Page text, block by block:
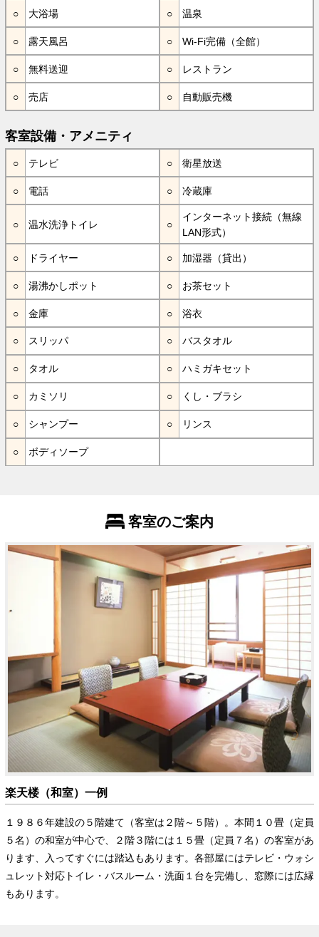
大浴場 温泉
露天風呂 Wi-Fi完備（全館）
無料送迎 レストラン
売店 自動販売機
客室設備・アメニティ
テレビ 衛星放送
電話 冷蔵庫
温水洗浄トイレ
インターネット接続（無線
LAN形式）
ドライヤー 加湿器（貸出）
湯沸かしポット お茶セット
金庫 浴衣
スリッパ バスタオル
タオル ハミガキセット
カミソリ くし・ブラシ
シャンプー リンス
ボディソープ
客室のご案内
楽天楼（和室）一例
１９８６年建設の５階建て（客室は２階～５階）。本間１０畳（定員
５名）の和室が中心で、２階３階には１５畳（定員７名）の客室があ
ります、入ってすぐには踏込もあります。各部屋にはテレビ・ウォシ
ュレット対応トイレ・バスルーム・洗面１台を完備し、窓際には広縁
もあります。